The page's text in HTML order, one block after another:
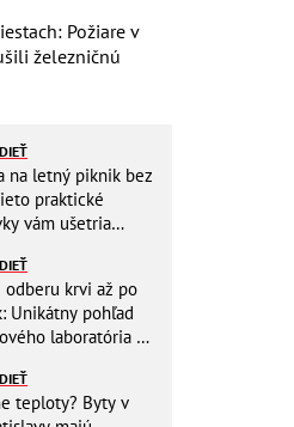
Požiare v
železničnú
na letný piknik bez
praktické
vám ušetria
odberu krvi až po
Unikátny pohľad
laboratória na
teploty? Byty v